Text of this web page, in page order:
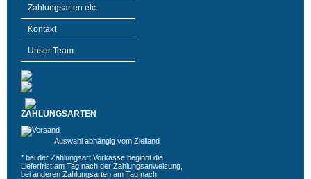
Zahlungsarten etc.
Kontakt
Unser Team
ZAHLUNGSARTEN
Auswahl abhängig vom Zielland
* bei der Zahlungsart Vorkasse beginnt die
Lieferfrist am Tag nach der Zahlungsanweisung,
bei anderen Zahlungsarten am Tag nach